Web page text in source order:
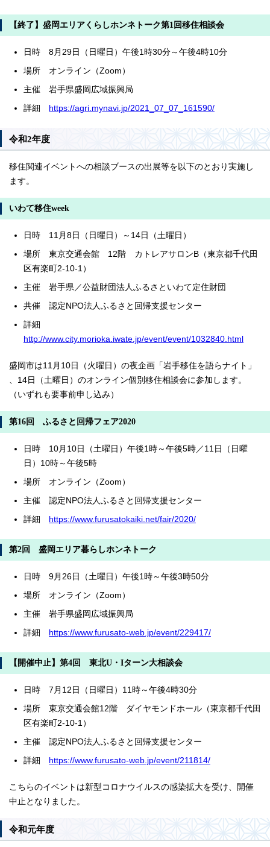
【終了】盛岡エリアくらしホンネトーク第1回移住相談会
日時 8月29日（日曜日）午後1時30分～午後4時10分
場所 オンライン（Zoom）
主催 岩手県盛岡広域振興局
詳細 https://agri.mynavi.jp/2021_07_07_161590/
令和2年度
移住関連イベントへの相談ブースの出展等を以下のとおり実施し
ます。
いわて移住week
日時 11月8日（日曜日）～14日（土曜日）
場所 東京交通会館 12階 カトレアサロンB（東京都千代田
区有楽町2-10-1）
主催 岩手県／公益財団法人ふるさといわて定住財団
共催 認定NPO法人ふるさと回帰支援センター
詳細
http://www.city.morioka.iwate.jp/event/event/1032840.html
盛岡市は11月10日（火曜日）の夜企画「岩手移住を語らナイト」
、14日（土曜日）のオンライン個別移住相談会に参加します。
（いずれも要事前申し込み）
第16回 ふるさと回帰フェア2020
日時 10月10日（土曜日）午後1時～午後5時／11日（日曜
日）10時～午後5時
場所 オンライン（Zoom）
主催 認定NPO法人ふるさと回帰支援センター
詳細 https://www.furusatokaiki.net/fair/2020/
第2回 盛岡エリア暮らしホンネトーク
日時 9月26日（土曜日）午後1時～午後3時50分
場所 オンライン（Zoom）
主催 岩手県盛岡広域振興局
詳細 https://www.furusato-web.jp/event/229417/
【開催中止】第4回 東北U・Iターン大相談会
日時 7月12日（日曜日）11時～午後4時30分
場所 東京交通会館12階 ダイヤモンドホール（東京都千代田
区有楽町2-10-1）
主催 認定NPO法人ふるさと回帰支援センター
詳細 https://www.furusato-web.jp/event/211814/
こちらのイベントは新型コロナウイルスの感染拡大を受け、開催
中止となりました。
令和元年度